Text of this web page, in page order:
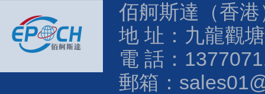
佰舸斯達（香
地 址：九龍觀
電 話：
郵箱：